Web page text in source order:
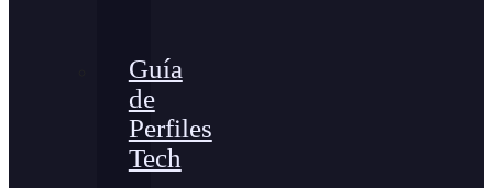
Guía
de
Perfiles
Tech